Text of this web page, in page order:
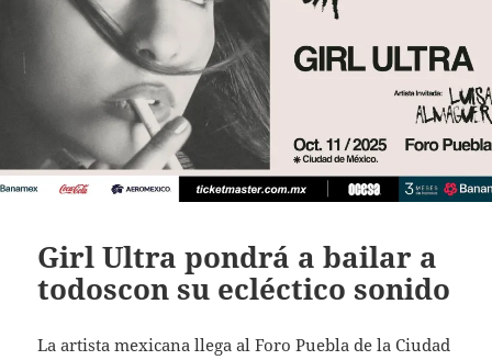
Girl Ultra pondrá a bailar a
todoscon su ecléctico sonido
La artista mexicana llega al Foro Puebla de la Ciudad